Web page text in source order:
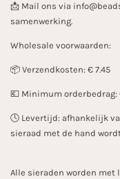
📩 Mail ons via
samenwerking.
Wholesale voorwaarden:
📦 Verzendkosten: € 7.45
💶 Minimum orderbedrag:
🕓 Levertijd: afhankelijk
sieraad met de hand
Alle sieraden worden met